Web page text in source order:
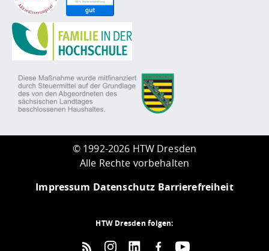
© 1992-2026 HTW Dresden
Alle Rechte vorbehalten
Impressum Datenschutz Barrierefreiheit
HTW Dresden folgen: